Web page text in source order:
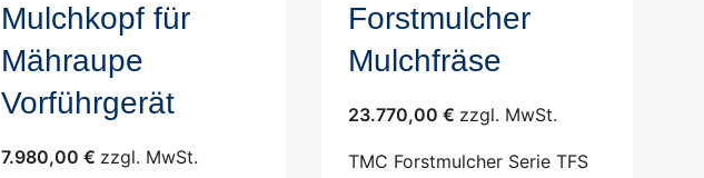
Mulchkopf für
Mähraupe
Vorführgerät
7.980,00 € zzgl. MwSt.
Forstmulcher
Mulchfräse
23.770,00 € zzgl. MwSt.
TMC Forstmulcher Serie TFS